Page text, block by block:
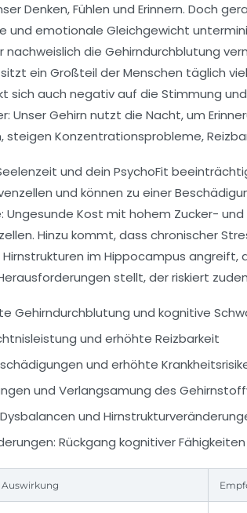
Denken, Fühlen und Erinnern. Doch
und emotionale Gleichgewicht
nachweislich die Gehirndurchblutung
ein Großteil der Menschen täglich
sich auch negativ auf die Stimmung
Unser Gehirn nutzt die Nacht, um
steigen Konzentrationsprobleme,
und dein PsychoFit
und können zu einer
Kost mit hohem Zucker-
Hinzu kommt, dass chronischer
im Hippocampus angreift,
stellt, der riskiert
Gehirndurchblutung und kognitive
und erhöhte Reizbarkeit
und erhöhte
und Verlangsamung des
und
Rückgang kognitiver Fähigkeiten